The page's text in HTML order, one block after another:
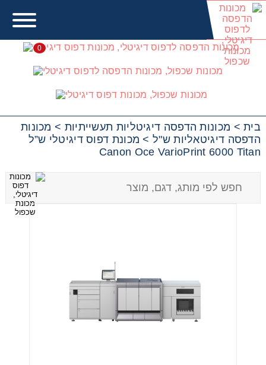
0
מכונות הדפסה דיגיטאליות
בית> מכונות הדפסה דיגיטליות תעשייתיות > מכונות
הדפסה דיגיטאליות ש"ל> מכונת דפוס דיגיטלי ש”ל
Canon Oce VarioPrint 6000 Titan